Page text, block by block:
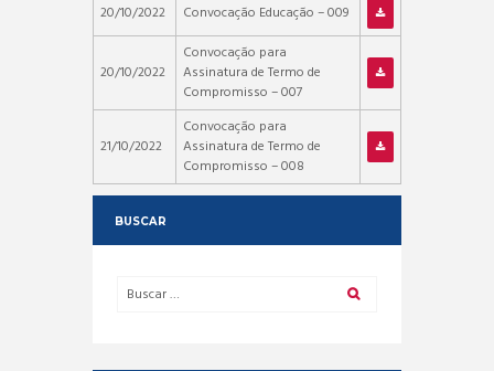
20/10/2022
Convocação Educação – 009
20/10/2022
Convocação para
Assinatura de Termo de
Compromisso – 007
21/10/2022
Convocação para
Assinatura de Termo de
Compromisso – 008
BUSCAR